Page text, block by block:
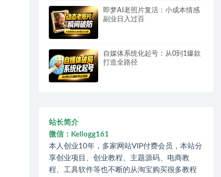
即梦AI老照片复活：小成本情感
副业日入过百
自媒体系统化起号：从0到1爆款
打造全路径
站长简介
微信：Kellogg161
本人创业10年，多家网站VIP付费会员，本站分
享创业项目、创业教程、主题源码、电商教
程、工具软件等也不断的从淘宝购买很多教程